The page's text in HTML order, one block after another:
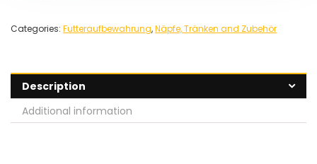
Categories: Futteraufbewahrung,Näpfe, Tränken and Zubehör
Description
Additional information